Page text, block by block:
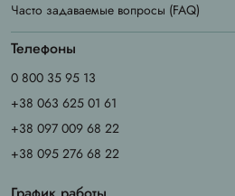
Часто задаваемые вопросы (FAQ)
Телефоны
0 800 35 95 13
+38 063 625 01 61
+38 097 009 68 22
+38 095 276 68 22